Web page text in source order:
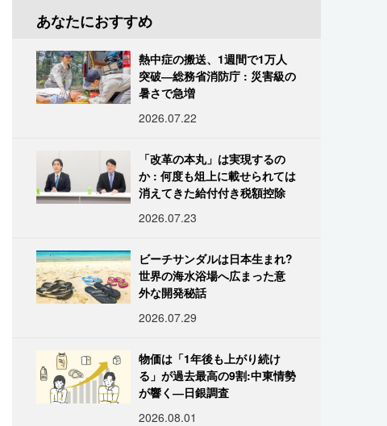
あなたにおすすめ
熱中症の搬送、1週間で1万人
突破―総務省消防庁 : 災害級の
暑さで急増
2026.07.22
「改革の本丸」は実現するの
か : 何度も俎上に載せられては
消えてきた給付付き税額控除
2026.07.23
ビーチサンダルは日本生まれ?
世界の海水浴場へ広まった意
外な開発秘話
2026.07.29
物価は「1年後も上がり続け
る」が過去最高の9割:中東情勢
が響く―日銀調査
2026.08.01